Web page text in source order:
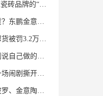
骂业主是“穷逼”？网红瓷砖品牌的“真实面目”被揭开了！
经销商下半年怎么备货？东鹏金意陶马可波罗等10大品牌集体亮剑
又有头部陶企经销商窜货被罚3.2万！品牌区域保护岌岌可危？
达不到这个条件，就别说自己做的是质感砖！
三块瓷砖索赔两万！一场闹剧撕开了装修“碰瓷”的遮羞布
接下来怎么干？马可波罗、金意陶、蒙娜丽莎、箭牌、欧神诺、宏宇…